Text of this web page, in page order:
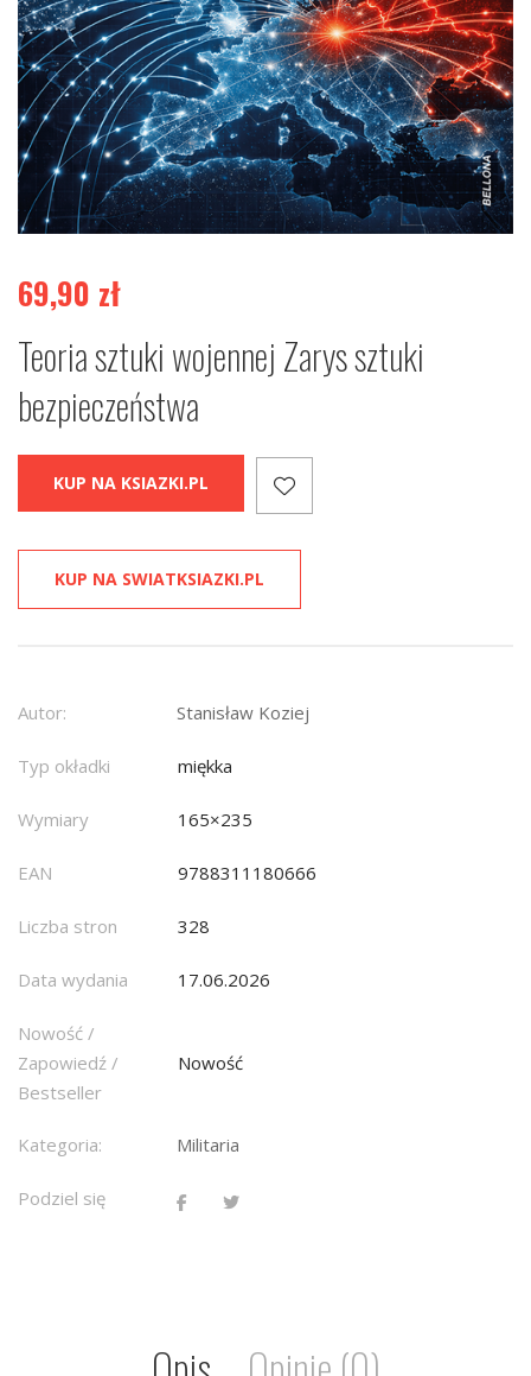
69,90 zł
Teoria sztuki wojennej Zarys sztuki
bezpieczeństwa
KUP NA KSIAZKI.PL
KUP NA SWIATKSIAZKI.PL
Autor: Stanisław Koziej
Typ okładki miękka
Wymiary 165×235
EAN 9788311180666
Liczba stron 328
Data wydania 17.06.2026
Nowość /
Zapowiedź /
Bestseller
Nowość
Kategoria: Militaria
Podziel się